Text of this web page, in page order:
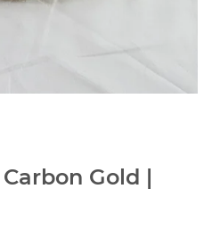
Gold |